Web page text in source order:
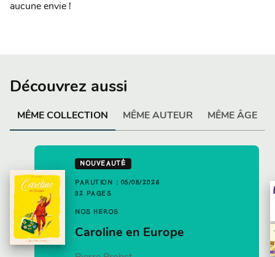
aucune envie !
Découvrez aussi
MÊME COLLECTION MÊME AUTEUR MÊME ÂGE
NOUVEAUTÉ
PARUTION : 05/08/2026
32 PAGES
NOS HÉROS
Caroline en Europe